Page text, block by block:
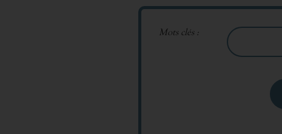
Mots clés :